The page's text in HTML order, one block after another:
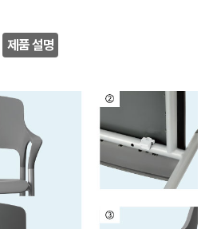
제품 설명